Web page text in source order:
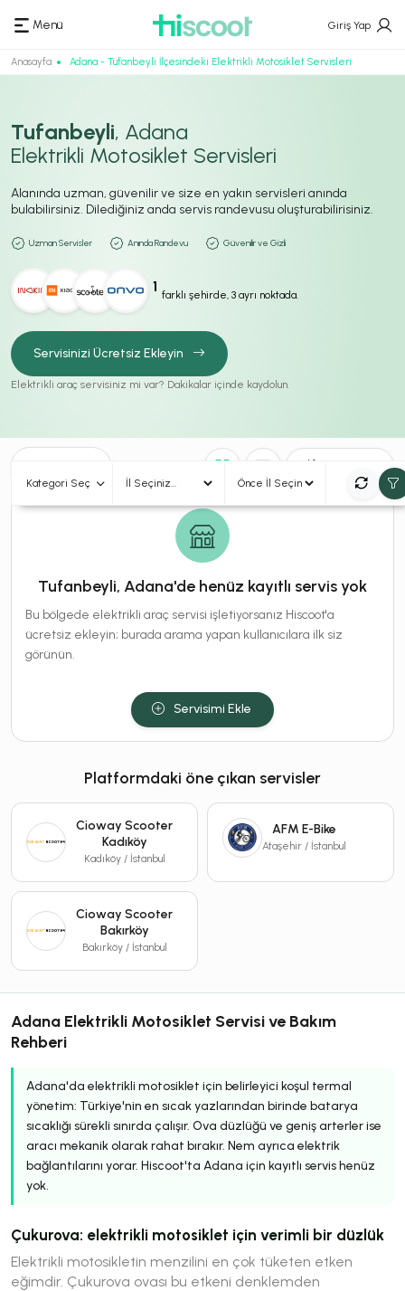
Menü Giriş Yap
Anasayfa Adana - Tufanbeyli İlçesindeki Elektrikli Motosiklet Servisleri
Tufanbeyli, Adana
Elektrikli Motosiklet Servisleri
Alanında uzman, güvenilir ve size en yakın servisleri anında
bulabilirsiniz. Dilediğiniz anda servis randevusu oluşturabilirisiniz.
Uzman Servisler Anında Randevu Güvenilir ve Gizli
1 farklı şehirde, 3 ayrı noktada.
Servisinizi Ücretsiz Ekleyin
Elektrikli araç servisiniz mi var? Dakikalar içinde kaydolun.
Kategori Seç
Tufanbeyli, Adana'de henüz kayıtlı servis yok
Bu bölgede elektrikli araç servisi işletiyorsanız Hiscoot'a
ücretsiz ekleyin; burada arama yapan kullanıcılara ilk siz
görünün.
Servisimi Ekle
Platformdaki öne çıkan servisler
Cioway Scooter
Kadıköy
Kadıköy / İstanbul
AFM E-Bike
Ataşehir / İstanbul
Cioway Scooter
Bakırköy
Bakırköy / İstanbul
Adana Elektrikli Motosiklet Servisi ve Bakım
Rehberi
Adana'da elektrikli motosiklet için belirleyici koşul termal
yönetim: Türkiye'nin en sıcak yazlarından birinde batarya
sıcaklığı sürekli sınırda çalışır. Ova düzlüğü ve geniş arterler ise
aracı mekanik olarak rahat bırakır. Nem ayrıca elektrik
bağlantılarını yorar. Hiscoot'ta Adana için kayıtlı servis henüz
yok.
Çukurova: elektrikli motosiklet için verimli bir düzlük
Elektrikli motosikletin menzilini en çok tüketen etken
eğimdir. Çukurova ovası bu etkeni denklemden